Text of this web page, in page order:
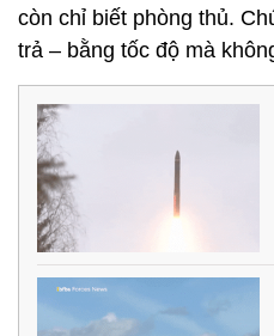
còn chỉ biết phòng thủ.
trả – bằng tốc độ mà